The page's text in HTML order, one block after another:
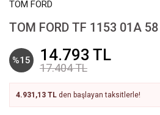
TOM FORD
TOM FORD TF 1153 01A 58
%15 14.793 TL
17.404 TL
4.931,13 TL den başlayan taksitlerle!